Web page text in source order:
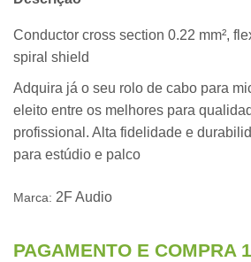
Conductor cross section 0.22 mm²,
spiral shield
Adquira já o seu rolo de cabo para
eleito entre os melhores para
profissional. Alta fidelidade e
para estúdio e palco
Marca: 2F Audio
PAGAMENTO E COMPRA